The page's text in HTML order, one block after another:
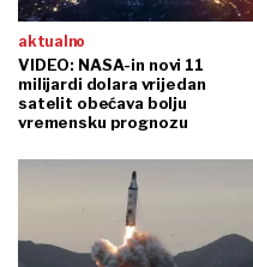
aktualno
VIDEO: NASA-in novi 11
milijardi dolara vrijedan
satelit obećava bolju
vremensku prognozu